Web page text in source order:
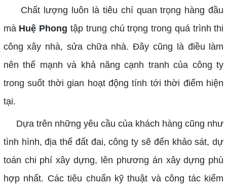
Chất lượng luôn là tiêu chí quan trọng hàng đầu
mà Huệ Phong tập trung chú trọng trong quá trình thi
công xây nhà, sửa chữa nhà. Đây cũng là điều làm
nên thế mạnh và khả năng cạnh tranh của công ty
trong suốt thời gian hoạt động tính tới thời điểm hiện
tại.
Dựa trên những yêu cầu của khách hàng cũng như
tình hình, địa thế đất đai, công ty sẽ đến khảo sát, dự
toán chi phí xây dựng, lên phương án xây dựng phù
hợp nhất. Các tiêu chuẩn kỹ thuật và công tác kiểm